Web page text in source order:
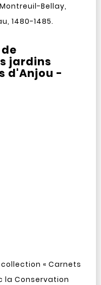
Bellay,
1480-1485.
jardins
d'Anjou -
« Carnets
la Conservation